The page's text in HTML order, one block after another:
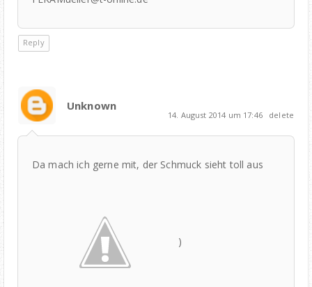
Reply
Unknown
14. August 2014 um 17:46 delete
Da mach ich gerne mit, der Schmuck sieht toll aus
)